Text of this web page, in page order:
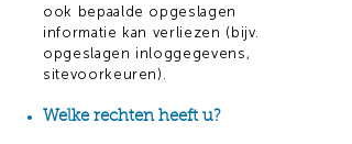
ook bepaalde opgeslagen
informatie kan verliezen (bijv.
opgeslagen inloggegevens,
sitevoorkeuren).
Welke rechten heeft u?